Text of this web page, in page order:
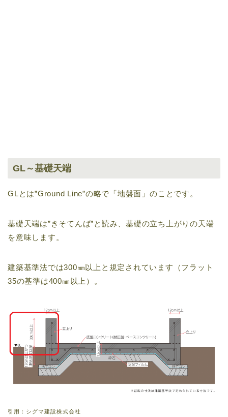
GL～基礎天端
GLとは”Ground Line”の略で「地盤面」のことです。
基礎天端は”きそてんば”と読み、基礎の立ち上がりの天端
を意味します。
建築基準法では300㎜以上と規定されています（フラット
35の基準は400㎜以上）。
引用：シグマ建設株式会社